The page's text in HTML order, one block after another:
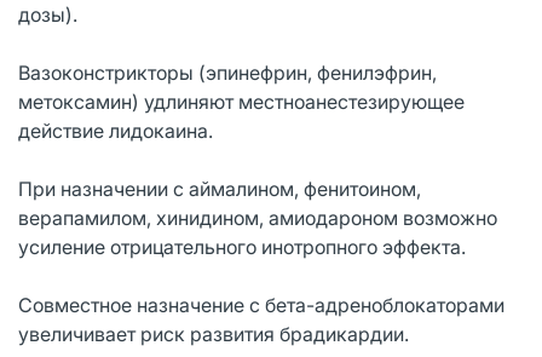
дозы).
Вазоконстрикторы (эпинефрин, фенилэфрин,
метоксамин) удлиняют местноанестезирующее
действие лидокаина.
При назначении с аймалином, фенитоином,
верапамилом, хинидином, амиодароном возможно
усиление отрицательного инотропного эффекта.
Совместное назначение с бета-адреноблокаторами
увеличивает риск развития брадикардии.